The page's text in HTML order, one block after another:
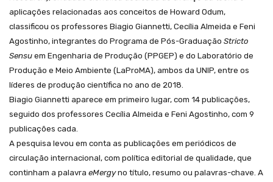
aplicações relacionadas aos conceitos de Howard Odum,
classificou os professores Biagio Giannetti, Cecília Almeida e Feni
Agostinho, integrantes do Programa de Pós-Graduação Stricto
Sensu em Engenharia de Produção (PPGEP) e do Laboratório de
Produção e Meio Ambiente (LaProMA), ambos da UNIP, entre os
líderes de produção científica no ano de 2018.
Biagio Giannetti aparece em primeiro lugar, com 14 publicações,
seguido dos professores Cecília Almeida e Feni Agostinho, com 9
publicações cada.
A pesquisa levou em conta as publicações em periódicos de
circulação internacional, com política editorial de qualidade, que
continham a palavra eMergyno título, resumo ou palavras-chave. A